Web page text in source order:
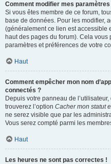
Comment modifier mes paramètres
Si vous êtes membre de ce forum,
base de données. Pour les modifier,
(généralement ce lien est accessible
haut des pages du forum). Cela
paramètres et préférences de votre
Haut
Comment empêcher mon nom
connectés ?
Depuis votre panneau de
trouverez l’option Cacher mon statut
ne serez visible que par les
Vous serez compté parmi les
Haut
Les heures ne sont pas correctes !